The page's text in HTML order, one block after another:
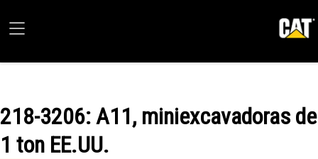
218-3206: A11, miniexcavadoras de
1 ton EE.UU.